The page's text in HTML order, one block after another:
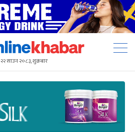
२२ साउन २०८३, शुक्रबार